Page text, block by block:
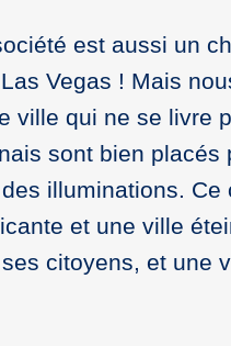
est aussi un
Vegas ! Mais
qui ne se livre
sont bien placés
illuminations. Ce
et une ville
citoyens, et une